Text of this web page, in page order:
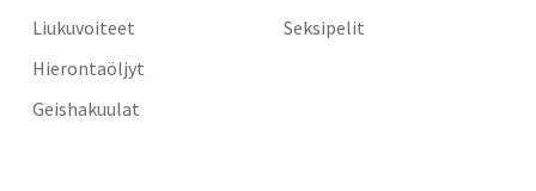
Liukuvoiteet
Hierontaöljyt
Geishakuulat
Seksipelit